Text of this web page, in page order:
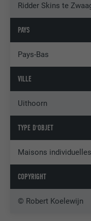
Ridder Skins te
PAYS
Pays-Bas
VILLE
Uithoorn
TYPE D'OBJET
Maisons individuelles
COPYRIGHT
© Robert Koelewijn